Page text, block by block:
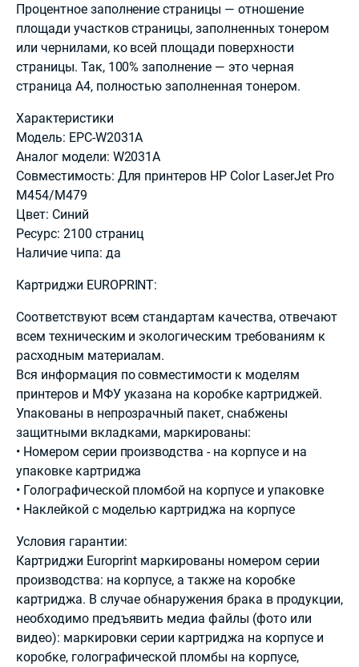
Процентное заполнение страницы — отношение
площади участков страницы, заполненных тонером
или чернилами, ко всей площади поверхности
страницы. Так, 100% заполнение — это черная
страница А4, полностью заполненная тонером.
Характеристики
Модель: EPC-W2031A
Аналог модели: W2031A
Совместимость: Для принтеров HP Color LaserJet Pro
M454/M479
Цвет: Синий
Ресурс: 2100 страниц
Наличие чипа: да
Картриджи EUROPRINT:
Соответствуют всем стандартам качества, отвечают
всем техническим и экологическим требованиям к
расходным материалам.
Вся информация по совместимости к моделям
принтеров и МФУ указана на коробке картриджей.
Упакованы в непрозрачный пакет, снабжены
защитными вкладками, маркированы:
• Номером серии производства - на корпусе и на
упаковке картриджа
• Голографической пломбой на корпусе и упаковке
• Наклейкой с моделью картриджа на корпусе
Условия гарантии:
Картриджи Europrint маркированы номером серии
производства: на корпусе, а также на коробке
картриджа. В случае обнаружения брака в продукции,
необходимо предъявить медиа файлы (фото или
видео): маркировки серии картриджа на корпусе и
коробке, голографической пломбы на корпусе,